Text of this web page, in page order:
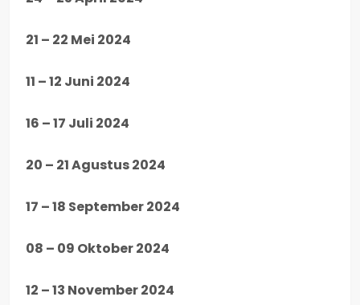
21 – 22 Mei 2024
11 – 12 Juni 2024
16 – 17 Juli 2024
20 – 21 Agustus 2024
17 – 18 September 2024
08 – 09 Oktober 2024
12 – 13 November 2024